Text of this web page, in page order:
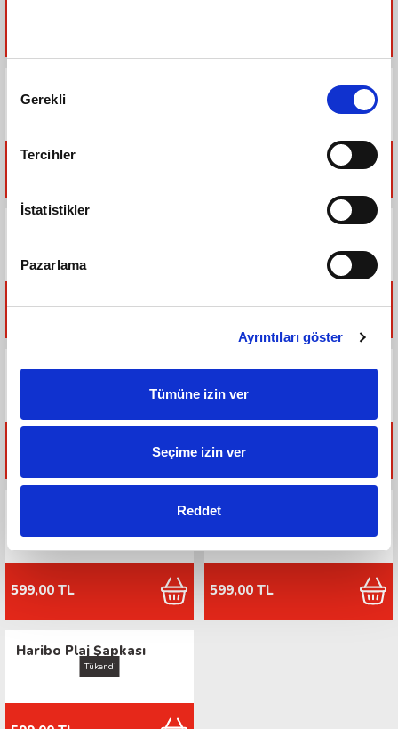
Seçimi
Gerekli
Tercihler
İstatistikler
Pazarlama
Ayrıntıları göster
Tümüne izin ver
Seçime izin ver
Reddet
Haribo Plaj Havlusu
999,00 TL
Haribo Plaj Havlusu
999,00 TL
HARIBO Tişört Siyah 3 HARIBO Tişört Siyah 1
297,90 TL
599,00 TL
Haribo Plaj Şapkası
599,00 TL
Tükendi
Haribo Plaj Şapkası